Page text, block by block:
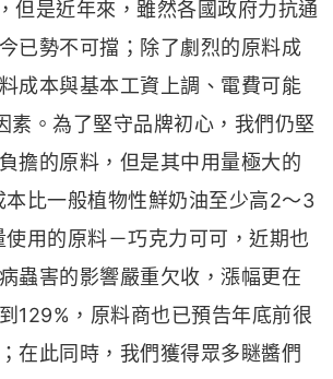
但是近年來，雖然各國政府力抗通
已勢不可擋；除了劇烈的原料成
成本與基本工資上調、電費可能
。為了堅守品牌初心，我們仍堅
擔的原料，但是其中用量極大的
比一般植物性鮮奶油至少高2～3
用的原料－巧克力可可，近期也
蟲害的影響嚴重欠收，漲幅更在
129%，原料商也已預告年底前很
在此同時，我們獲得眾多瞇醬們